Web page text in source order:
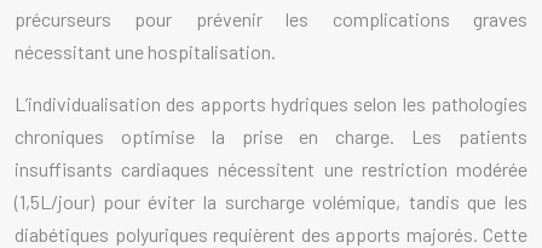
précurseurs pour prévenir les complications graves
nécessitant une hospitalisation.
L’individualisation des apports hydriques selon les pathologies
chroniques optimise la prise en charge. Les patients
insuffisants cardiaques nécessitent une restriction modérée
(1,5L/jour) pour éviter la surcharge volémique, tandis que les
diabétiques polyuriques requièrent des apports majorés. Cette